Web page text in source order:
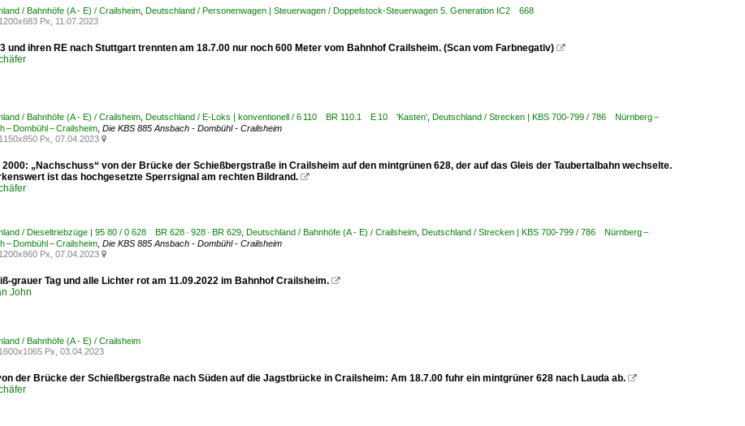
/ Bahnhöfe (A - E) / Crailsheim Deutschland / Personenwagen | Steuerwagen / Doppelstock-Steuerwagen 5. Generation IC2 668
1200x683 Px, 11.07.2023
und ihren RE nach Stuttgart trennten am 18.7.00 nur noch 600 Meter vom Bahnhof Crailsheim. (Scan vom Farbnegativ) 
/ Bahnhöfe (A - E) / Crailsheim Deutschland / E-Loks | konventionell / 6 110 BR 110.1 E 10 'Kasten' Deutschland / Strecken | KBS 700-799 / 786 Nürnberg –
– Dombühl – Crailsheim Die KBS 885 Ansbach - Dombühl - Crailsheim
1150x850 Px, 07.04.2023 
2000: „Nachschuss“ von der Brücke der Schießbergstraße in Crailsheim auf den mintgrünen 628, der auf das Gleis der Taubertalbahn wechselte.
ist das hochgesetzte Sperrsignal am rechten Bildrand. 
/ Dieseltriebzüge | 95 80 / 0 628 BR 628 · 928 · BR 629 Deutschland / Bahnhöfe (A - E) / Crailsheim Deutschland / Strecken | KBS 700-799 / 786 Nürnberg –
– Dombühl – Crailsheim Die KBS 885 Ansbach - Dombühl - Crailsheim
1200x860 Px, 07.04.2023 
grauer Tag und alle Lichter rot am 11.09.2022 im Bahnhof Crailsheim. 
John
/ Bahnhöfe (A - E) / Crailsheim
1600x1065 Px, 03.04.2023
der Brücke der Schießbergstraße nach Süden auf die Jagstbrücke in Crailsheim: Am 18.7.00 fuhr ein mintgrüner 628 nach Lauda ab. 